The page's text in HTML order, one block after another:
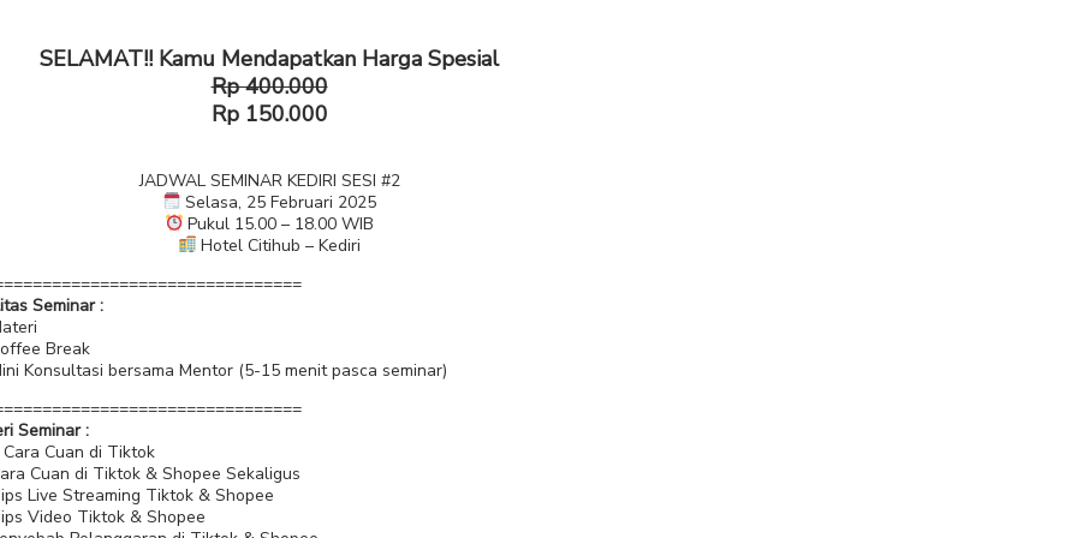
SELAMAT!! Kamu Mendapatkan Harga Spesial
Rp 400.000
Rp 150.000
JADWAL SEMINAR KEDIRI SESI #2
Selasa, 25 Februari 2025
Pukul 15.00 – 18.00 WIB
Hotel Citihub – Kediri
Seminar :
Break
Konsultasi bersama Mentor (5-15 menit pasca seminar)
Seminar :
Cuan di Tiktok
Cuan di Tiktok & Shopee Sekaligus
Live Streaming Tiktok & Shopee
Video Tiktok & Shopee